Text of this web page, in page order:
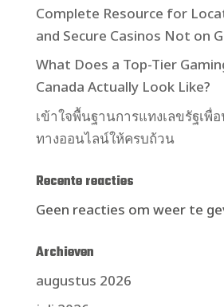
Complete Resource for
and Secure Casinos Not on
What Does a Top-Tier
Canada Actually Look Like?
เข้าใจพื้นฐานการแทงเลขรัฐเพื่
ทางออนไลน์ให้ครบถ้วน
Recente reacties
Geen reacties om weer te
Archieven
augustus 2026